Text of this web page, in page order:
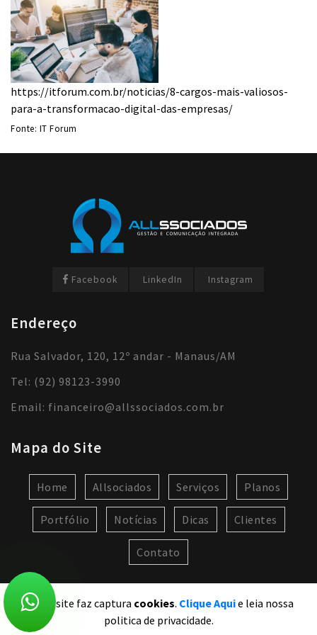
Nosso site faz captura cookies. Clique Aquie leia nossa
politica de privacidade.
https://itforum.com.br/noticias/8-cargos-mais-valiosos-
para-a-transformacao-digital-das-empresas/
Fonte: IT Forum
Facebook LinkedIn Instagram
Endereço
Rua Salvador, 120, 12º andar - Manaus/AM
Tel: (92) 98123-3990
Email: financeiro@allssociados.com.br
Mapa do Site
Home Allsociados Serviços Planos
Portfólio Notícias Dicas Clientes
Contato
2020 Allssociados